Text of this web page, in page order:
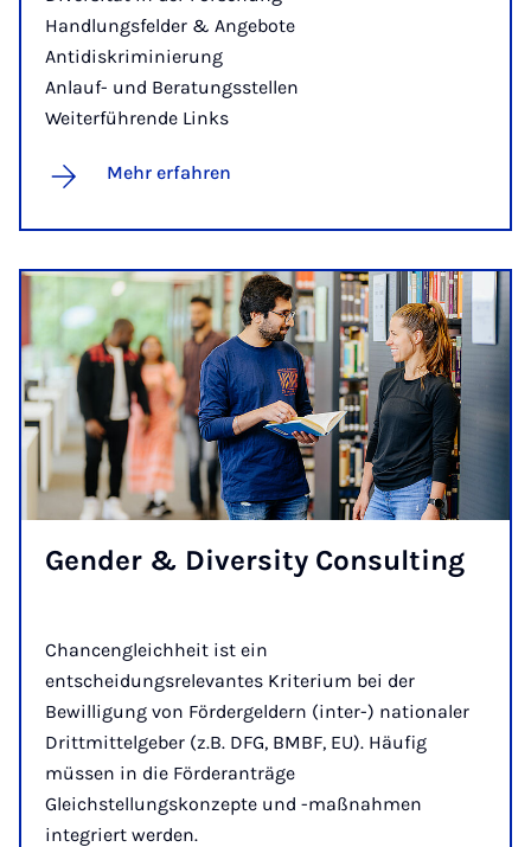
Handlungsfelder & Angebote
Antidiskriminierung
Anlauf- und Beratungsstellen
Weiterführende Links
Mehr erfahren
Gen­der & Di­ver­si­ty Con­sul­ting
Chancengleichheit ist ein
entscheidungsrelevantes Kriterium bei der
Bewilligung von Fördergeldern (inter-) nationaler
Drittmittelgeber (z.B. DFG, BMBF, EU). Häufig
müssen in die Förderanträge
Gleichstellungskonzepte und -maßnahmen
integriert werden.